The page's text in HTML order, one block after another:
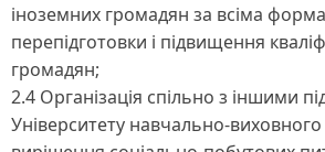
іноземних громадян за всіма
перепідготовки і підвищення
громадян;
2.4 Організація спільно з іншими
Університету навчально-